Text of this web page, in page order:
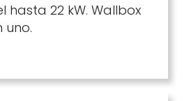
hasta 22 kW. Wallbox
uno.